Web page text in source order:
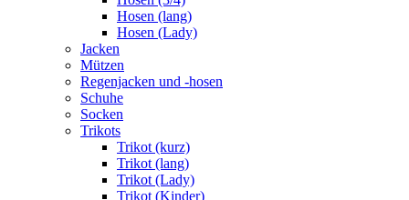
Hosen (lang)
Hosen (Lady)
Jacken
Mützen
Regenjacken und -hosen
Schuhe
Socken
Trikots
Trikot (kurz)
Trikot (lang)
Trikot (Lady)
Trikot (Kinder)